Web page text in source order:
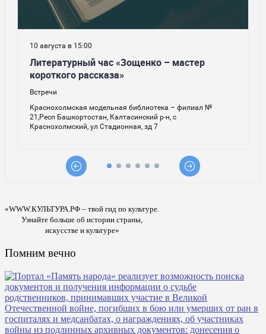
«WWW.КУЛЬТУРА.РФ – твой гид по культуре.
Узнайте больше об истории страны,
искусстве и культуре»
Помним вечно